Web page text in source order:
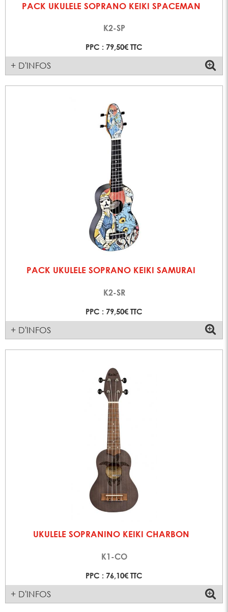
PACK UKULELE SOPRANO KEIKI SPACEMAN
K2-SP
PPC : 79,50€ TTC
+ D'INFOS
PACK UKULELE SOPRANO KEIKI SAMURAI
K2-SR
PPC : 79,50€ TTC
+ D'INFOS
UKULELE SOPRANINO KEIKI CHARBON
K1-CO
PPC : 76,10€ TTC
+ D'INFOS